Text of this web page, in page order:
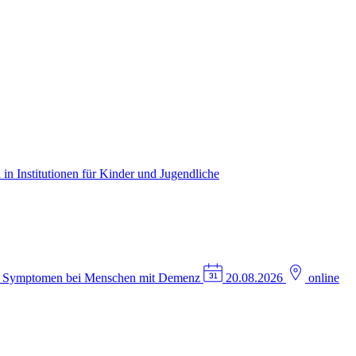
in Institutionen für Kinder und Jugendliche
bei Menschen mit Demenz 20.08.2026 online